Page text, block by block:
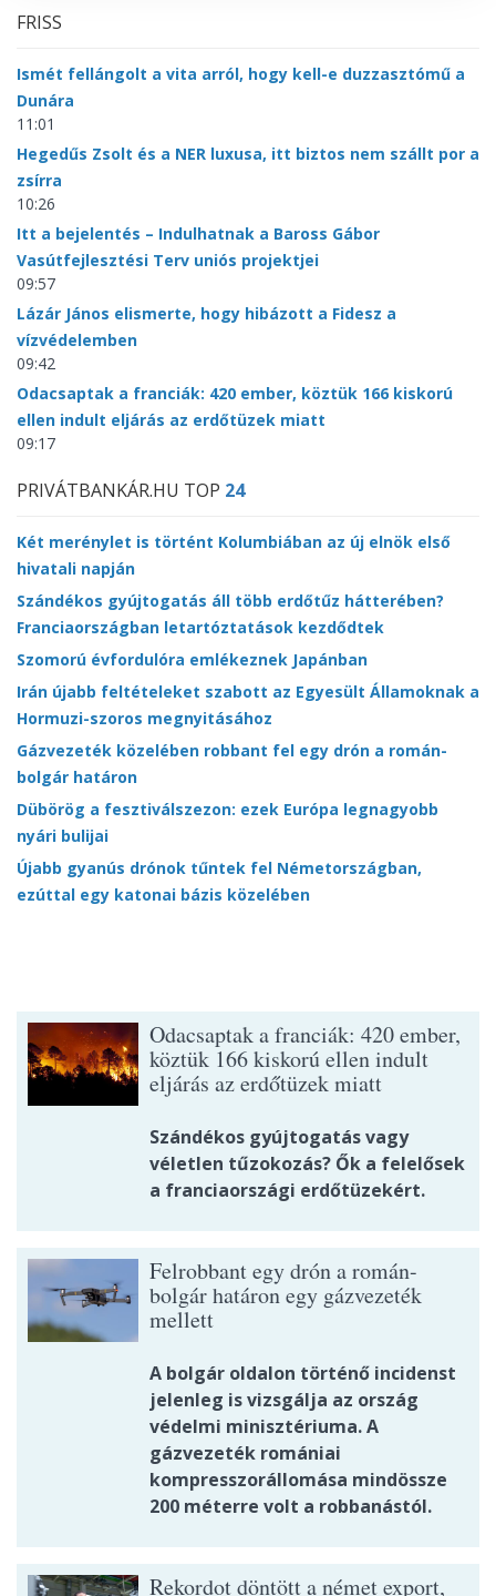
FRISS
Ismét fellángolt a vita arról, hogy kell-e duzzasztómű a
Dunára
11:01
Hegedűs Zsolt és a NER luxusa, itt biztos nem szállt por a
zsírra
10:26
Itt a bejelentés – Indulhatnak a Baross Gábor
Vasútfejlesztési Terv uniós projektjei
09:57
Lázár János elismerte, hogy hibázott a Fidesz a
vízvédelemben
09:42
Odacsaptak a franciák: 420 ember, köztük 166 kiskorú
ellen indult eljárás az erdőtüzek miatt
09:17
PRIVÁTBANKÁR.HU TOP 24
Két merénylet is történt Kolumbiában az új elnök első
hivatali napján
Szándékos gyújtogatás áll több erdőtűz hátterében?
Franciaországban letartóztatások kezdődtek
Szomorú évfordulóra emlékeznek Japánban
Irán újabb feltételeket szabott az Egyesült Államoknak a
Hormuzi-szoros megnyitásához
Gázvezeték közelében robbant fel egy drón a román-
bolgár határon
Dübörög a fesztiválszezon: ezek Európa legnagyobb
nyári bulijai
Újabb gyanús drónok tűntek fel Németországban,
ezúttal egy katonai bázis közelében
Odacsaptak a franciák: 420 ember,
köztük 166 kiskorú ellen indult
eljárás az erdőtüzek miatt
Szándékos gyújtogatás vagy
véletlen tűzokozás? Ők a felelősek
a franciaországi erdőtüzekért.
Felrobbant egy drón a román-
bolgár határon egy gázvezeték
mellett
A bolgár oldalon történő incidenst
jelenleg is vizsgálja az ország
védelmi minisztériuma. A
gázvezeték romániai
kompresszorállomása mindössze
200 méterre volt a robbanástól.
Rekordot döntött a német export,